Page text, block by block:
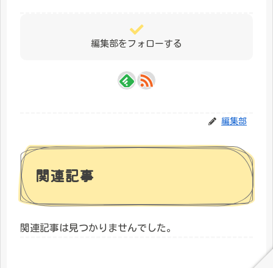
編集部をフォローする
編集部
関連記事
関連記事は見つかりませんでした。